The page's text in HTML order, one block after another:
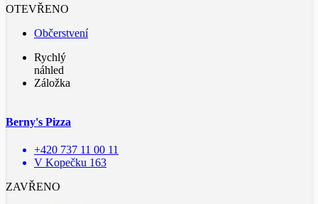
OTEVŘENO
Občerstvení
Rychlý
náhled
Záložka
Berny's Pizza
+420 737 11 00 11
V Kopečku 163
ZAVŘENO